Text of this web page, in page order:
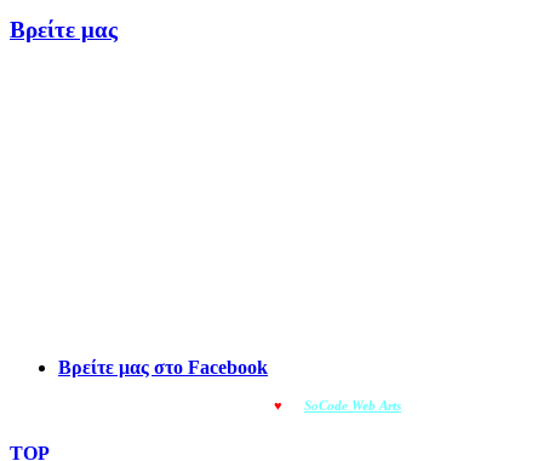
Βρείτε μας
Βρείτε μας στο Facebook
♥ SoCode Web Arts
TOP